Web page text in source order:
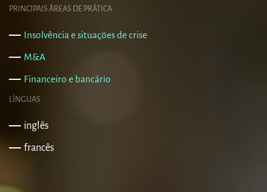
PRINCIPAIS ÁREAS DE PRÁTICA
Insolvência e situações de crise
M&A
Financeiro e bancário
LÍNGUAS
inglês
francês